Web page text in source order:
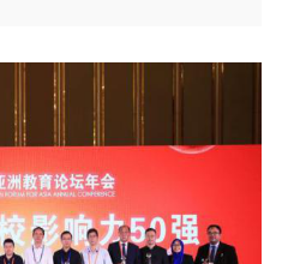
重要指示。当晚，民航局制定
落实